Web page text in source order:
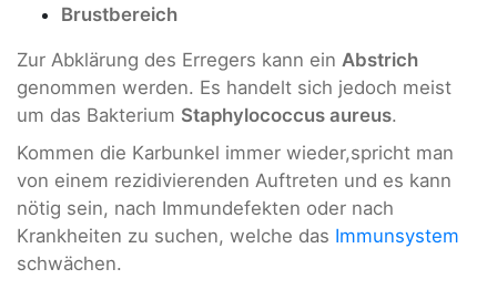
Brustbereich
Zur Abklärung des Erregers kann ein Abstrich
genommen werden. Es handelt sich jedoch meist
um das Bakterium Staphylococcus aureus.
Kommen die Karbunkel immer wieder,spricht man
von einem rezidivierenden Auftreten und es kann
nötig sein, nach Immundefekten oder nach
Krankheiten zu suchen, welche das Immunsystem
schwächen.